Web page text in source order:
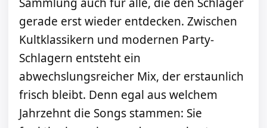
Sammlung auch für alle, die den Schlager
gerade erst wieder entdecken. Zwischen
Kultklassikern und modernen Party-
Schlagern entsteht ein
abwechslungsreicher Mix, der erstaunlich
frisch bleibt. Denn egal aus welchem
Jahrzehnt die Songs stammen: Sie